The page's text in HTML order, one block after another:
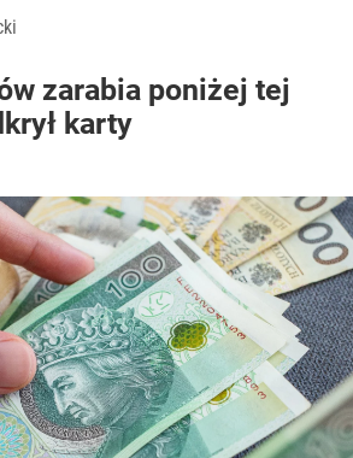
zarabia poniżej tej
karty